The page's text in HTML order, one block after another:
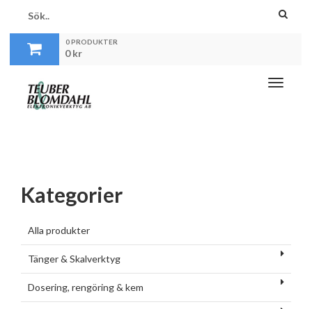
0 PRODUKTER
0kr
Toggle
Kategorier
Alla produkter
Tänger & Skalverktyg
Dosering, rengöring & kem